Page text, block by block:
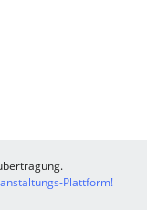
Plattform!